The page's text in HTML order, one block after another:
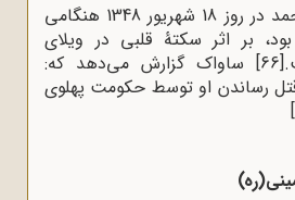
سرانجام جلال آل‌احمد در روز 18 شهریور 1348 هنگامی
بر اثر سکتۀ قلبی در ویلای
[66] ساواک گزارش می‌دهد که:
رساندن او توسط حکومت پهلوی